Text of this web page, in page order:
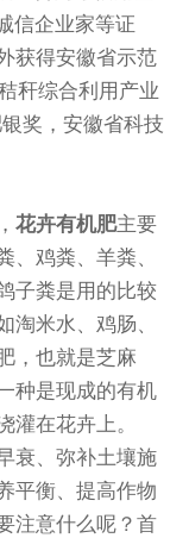
信企业家等证
获得安徽省示范
秆综合利用产业
奖，安徽省科技
花卉有机肥主要
、鸡粪、羊粪、
子粪是用的比较
淘米水、鸡肠、
，也就是芝麻
种是现成的有机
灌在花卉上。
衰、弥补土壤施
平衡、提高作物
注意什么呢？首